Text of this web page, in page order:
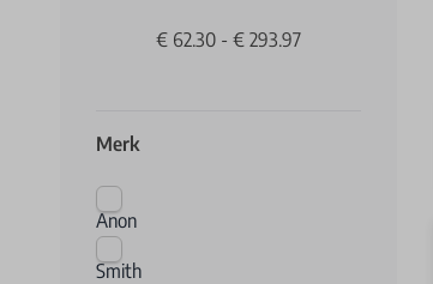
€ 62.30 - € 293.97
Merk
Anon
Smith